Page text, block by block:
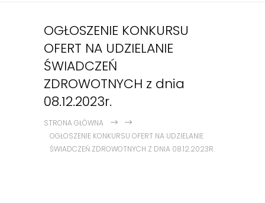
OGŁOSZENIE KONKURSU
OFERT NA UDZIELANIE
ŚWIADCZEŃ
ZDROWOTNYCH z dnia
08.12.2023r.
STRONA GŁÓWNA
OGŁOSZENIE KONKURSU OFERT NA UDZIELANIE
ŚWIADCZEŃ ZDROWOTNYCH Z DNIA 08.12.2023R.